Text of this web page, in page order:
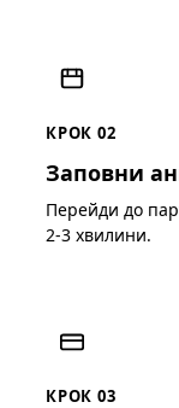
КРОК 02
Заповни
Перейди до
2-3 хвилини.
КРОК 03